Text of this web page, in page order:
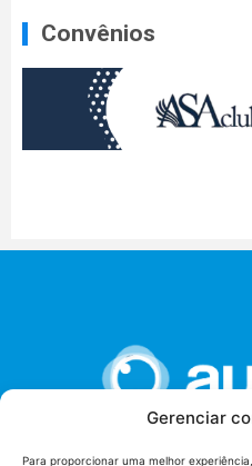
Gerenciar
Para proporcionar uma melhor
Convênios